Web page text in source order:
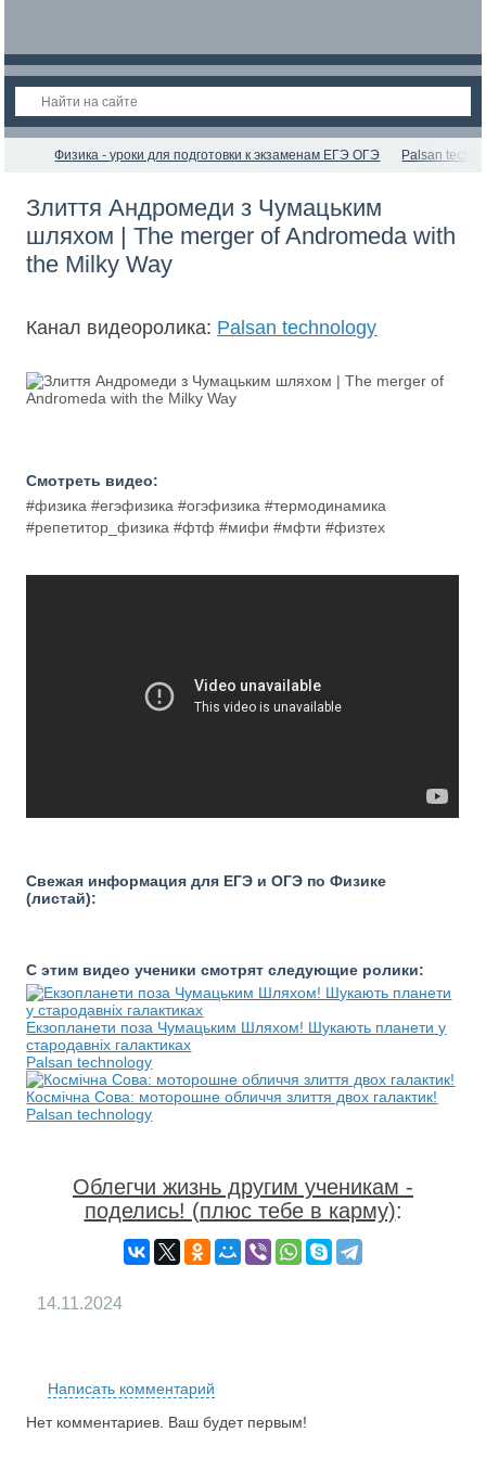
Физика - уроки для подготовки к экзаменам ЕГЭ ОГЭ Palsan
Злиття Андромеди з Чумацьким
шляхом | The merger of Andromeda with
the Milky Way
Канал видеоролика: Palsan technology
Смотреть видео:
#физика #егэфизика #огэфизика #термодинамика
#репетитор_физика #фтф #мифи #мфти #физтех
Свежая информация для ЕГЭ и ОГЭ по Физике
(листай):
С этим видео ученики смотрят следующие ролики:
Екзопланети поза Чумацьким Шляхом! Шукають планети у
стародавніх галактиках
Palsan technology
Космічна Сова: моторошне обличчя злиття двох галактик!
Palsan technology
Облегчи жизнь другим ученикам -
поделись! (плюс тебе в карму):
14.11.2024
Написать комментарий
Нет комментариев. Ваш будет первым!